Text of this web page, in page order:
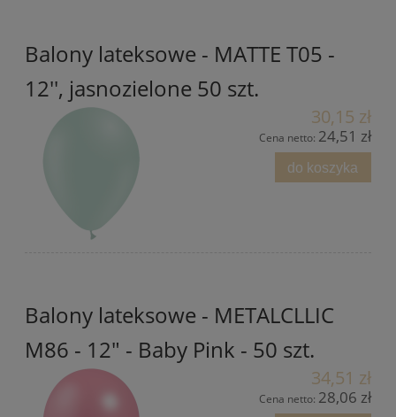
Balony lateksowe - MATTE T05 -
12'', jasnozielone 50 szt.
30,15 zł
Cena netto: 24,51 zł
do koszyka
Balony lateksowe - METALCLLIC
M86 - 12" - Baby Pink - 50 szt.
34,51 zł
Cena netto: 28,06 zł